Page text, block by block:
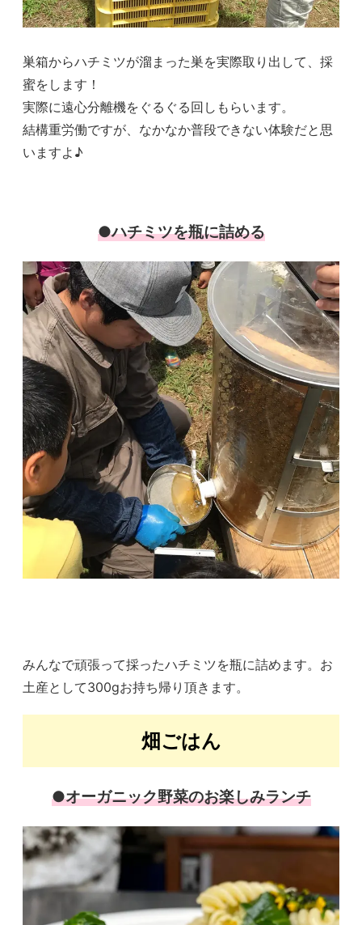
巣箱からハチミツが溜まった巣を実際取り出して、採
蜜をします！
実際に遠心分離機をぐるぐる回しもらいます。
結構重労働ですが、なかなか普段できない体験だと思
いますよ♪
●ハチミツを瓶に詰める
みんなで頑張って採ったハチミツを瓶に詰めます。お
土産として300gお持ち帰り頂きます。
畑ごはん
●オーガニック野菜のお楽しみランチ